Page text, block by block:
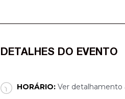
DETALHES DO EVENTO
HORÁRIO: Ver detalhamento